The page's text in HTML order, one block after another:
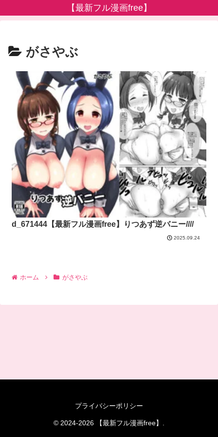
【最新フル漫画free】
がさやぶ
d_671444【最新フル漫画free】りつあず逆バニー////
2025.09.24
ホーム がさやぶ
プライバシーポリシー
© 2024-2026 【最新フル漫画free】.